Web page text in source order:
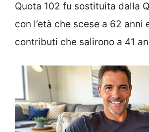
Quota 102 fu sostituita dalla
con l’età che scese a 62 anni
contributi che salirono a 41